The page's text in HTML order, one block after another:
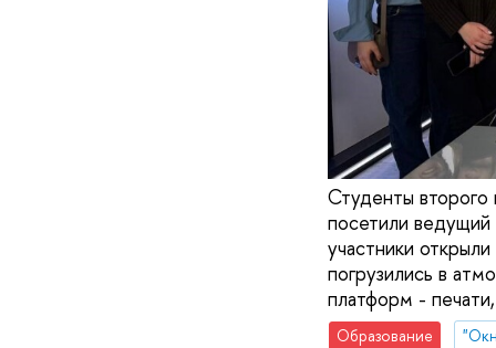
Студенты
посетили
участники
погрузились в
платформ -
Образование